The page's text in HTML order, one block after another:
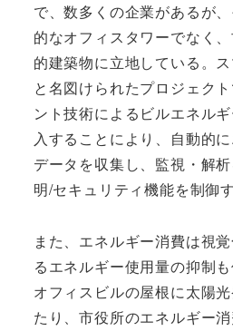
で、数多くの企業があるが
的なオフィスタワーでなく
的建築物に立地している。
と名図けられたプロジェク
ント技術によるビルエネル
入することにより、自動的
データを収集し、監視・解
明/セキュリティ機能を制御す
また、エネルギー消費は視
るエネルギー使用量の抑制も
オフィスビルの屋根に太陽
たり、市役所のエネルギー